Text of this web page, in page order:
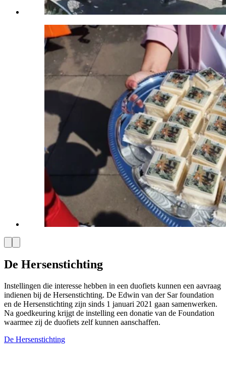
De Hersenstichting
Instellingen die interesse hebben in een duofiets kunnen een aavraag
indienen bij de Hersenstichting. De Edwin van der Sar foundation
en de Hersenstichting zijn sinds 1 januari 2021 gaan samenwerken.
Na goedkeuring krijgt de instelling een donatie van de Foundation
waarmee zij de duofiets zelf kunnen aanschaffen.
De Hersenstichting